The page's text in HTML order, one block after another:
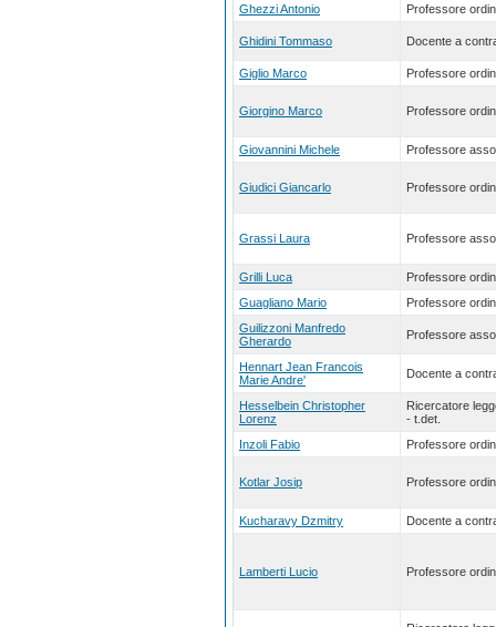
Ghezzi Antonio
Professore
Ghidini Tommaso Docente a
Giglio Marco Professore
Giorgino Marco Professore
Giovannini Michele Professore
Giudici Giancarlo Professore
Grassi Laura Professore
Grilli Luca
Professore
Guagliano Mario
Professore
Guilizzoni Manfredo
Gherardo
Professore
Hennart Jean Francois
Marie Andre'
Docente a
Hesselbein Christopher
Lorenz
Ricercatore
- t.det.
Inzoli Fabio
Professore
Kotlar Josip Professore
Kucharavy Dzmitry Docente a
Lamberti Lucio Professore